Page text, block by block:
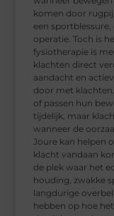
komen door
een
operatie. Toch is
fysiotherapie is
klachten direct
aandacht en
door met
of passen hun
tijdelijk, maar
wanneer de
Joure kan helpen
klacht vandaan
de plek waar het
houding, zwakke
langdurige
hebben op hoe